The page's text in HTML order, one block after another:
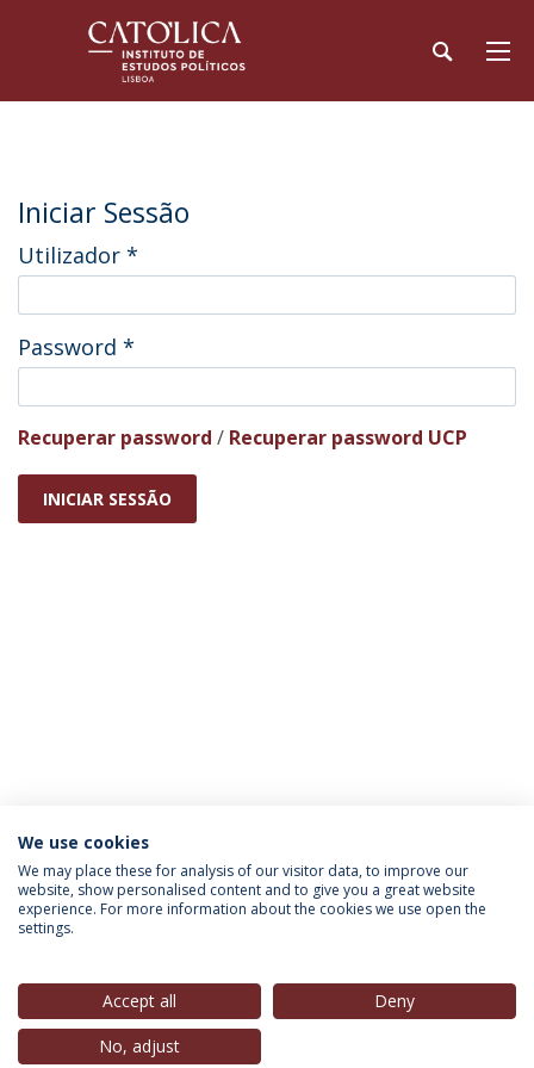
Iniciar Sessão
Utilizador *
Password *
Recuperar password / Recuperar password UCP
INICIAR SESSÃO
INFORMAÇÃO PARA
We use cookies
We may place these for analysis of our visitor data, to improve our
website, show personalised content and to give you a great website
experience. For more information about the cookies we use open the
settings.
Accept all
Deny
No, adjust